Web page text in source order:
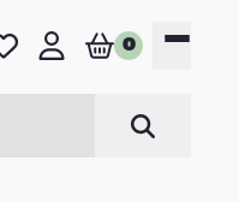
Favorieten
Mijn profiel
0
Zoeken